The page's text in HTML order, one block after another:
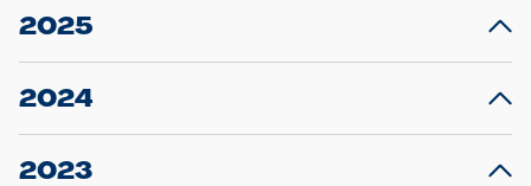
2025
23.12.2025
Projekt S5: Start der Bauarbeiten am
2024
10.12.2024
Großprojekt S5: Sperrung der Bahnstraße in
2023